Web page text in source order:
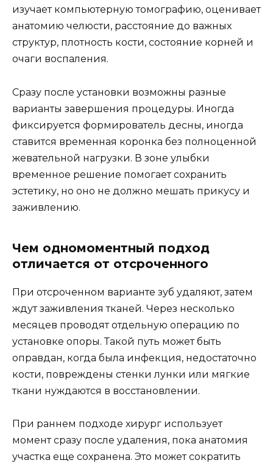
изучает компьютерную томографию, оценивает
анатомию челюсти, расстояние до важных
структур, плотность кости, состояние корней и
очаги воспаления.
Сразу после установки возможны разные
варианты завершения процедуры. Иногда
фиксируется формирователь десны, иногда
ставится временная коронка без полноценной
жевательной нагрузки. В зоне улыбки
временное решение помогает сохранить
эстетику, но оно не должно мешать прикусу и
заживлению.
Чем одномоментный подход
отличается от отсроченного
При отсроченном варианте зуб удаляют, затем
ждут заживления тканей. Через несколько
месяцев проводят отдельную операцию по
установке опоры. Такой путь может быть
оправдан, когда была инфекция, недостаточно
кости, повреждены стенки лунки или мягкие
ткани нуждаются в восстановлении.
При раннем подходе хирург использует
момент сразу после удаления, пока анатомия
участка еще сохранена. Это может сократить